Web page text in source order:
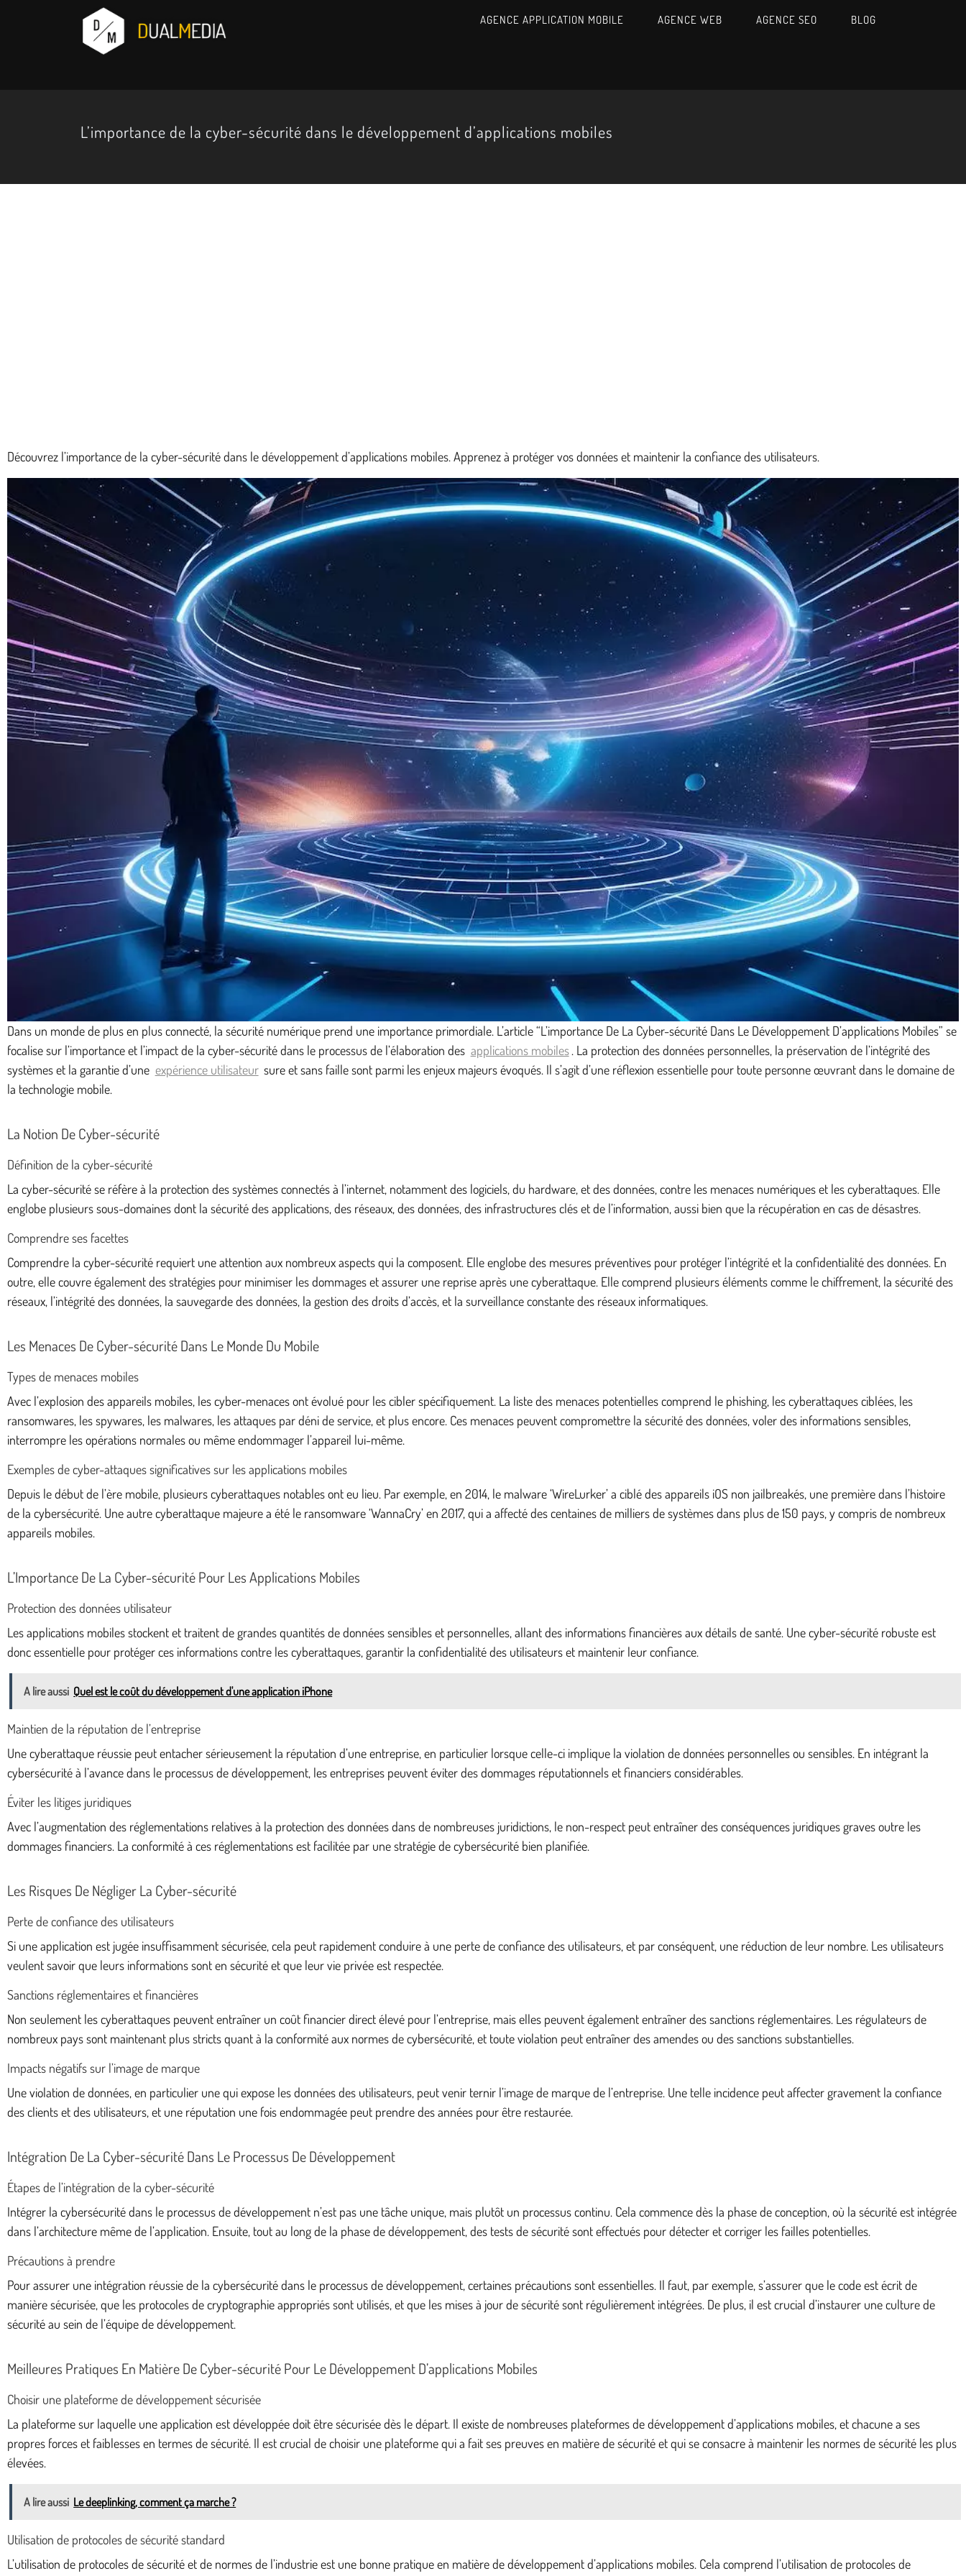
AGENCE APPLICATION MOBILE AGENCE WEB AGENCE SEO BLOG
L’importance de la cyber-sécurité dans le développement d’applications mobiles
Découvrez l’importance de la cyber-sécurité dans le développement d’applications mobiles. Apprenez à protéger vos données et maintenir la confiance des utilisateurs.
Dans un monde de plus en plus connecté, la sécurité numérique prend une importance primordiale. L’article “L’importance De La Cyber-sécurité Dans Le Développement D’applications Mobiles” se
focalise sur l’importance et l’impact de la cyber-sécurité dans le processus de l’élaboration des applications mobiles . La protection des données personnelles, la préservation de l’intégrité des
systèmes et la garantie d’une expérience utilisateur sure et sans faille sont parmi les enjeux majeurs évoqués. Il s’agit d’une réflexion essentielle pour toute personne œuvrant dans le domaine de
la technologie mobile.
La Notion De Cyber-sécurité
Définition de la cyber-sécurité
La cyber-sécurité se réfère à la protection des systèmes connectés à l’internet, notamment des logiciels, du hardware, et des données, contre les menaces numériques et les cyberattaques. Elle
englobe plusieurs sous-domaines dont la sécurité des applications, des réseaux, des données, des infrastructures clés et de l’information, aussi bien que la récupération en cas de désastres.
Comprendre ses facettes
Comprendre la cyber-sécurité requiert une attention aux nombreux aspects qui la composent. Elle englobe des mesures préventives pour protéger l’intégrité et la confidentialité des données. En
outre, elle couvre également des stratégies pour minimiser les dommages et assurer une reprise après une cyberattaque. Elle comprend plusieurs éléments comme le chiffrement, la sécurité des
réseaux, l’intégrité des données, la sauvegarde des données, la gestion des droits d’accès, et la surveillance constante des réseaux informatiques.
Les Menaces De Cyber-sécurité Dans Le Monde Du Mobile
Types de menaces mobiles
Avec l’explosion des appareils mobiles, les cyber-menaces ont évolué pour les cibler spécifiquement. La liste des menaces potentielles comprend le phishing, les cyberattaques ciblées, les
ransomwares, les spywares, les malwares, les attaques par déni de service, et plus encore. Ces menaces peuvent compromettre la sécurité des données, voler des informations sensibles,
interrompre les opérations normales ou même endommager l’appareil lui-même.
Exemples de cyber-attaques significatives sur les applications mobiles
Depuis le début de l’ère mobile, plusieurs cyberattaques notables ont eu lieu. Par exemple, en 2014, le malware ‘WireLurker’ a ciblé des appareils iOS non jailbreakés, une première dans l’histoire
de la cybersécurité. Une autre cyberattaque majeure a été le ransomware ‘WannaCry’ en 2017, qui a affecté des centaines de milliers de systèmes dans plus de 150 pays, y compris de nombreux
appareils mobiles.
L’Importance De La Cyber-sécurité Pour Les Applications Mobiles
Protection des données utilisateur
Les applications mobiles stockent et traitent de grandes quantités de données sensibles et personnelles, allant des informations financières aux détails de santé. Une cyber-sécurité robuste est
donc essentielle pour protéger ces informations contre les cyberattaques, garantir la confidentialité des utilisateurs et maintenir leur confiance.
A lire aussi Quel est le coût du développement d'une application iPhone
Maintien de la réputation de l’entreprise
Une cyberattaque réussie peut entacher sérieusement la réputation d’une entreprise, en particulier lorsque celle-ci implique la violation de données personnelles ou sensibles. En intégrant la
cybersécurité à l’avance dans le processus de développement, les entreprises peuvent éviter des dommages réputationnels et financiers considérables.
Éviter les litiges juridiques
Avec l’augmentation des réglementations relatives à la protection des données dans de nombreuses juridictions, le non-respect peut entraîner des conséquences juridiques graves outre les
dommages financiers. La conformité à ces réglementations est facilitée par une stratégie de cybersécurité bien planifiée.
Les Risques De Négliger La Cyber-sécurité
Perte de confiance des utilisateurs
Si une application est jugée insuffisamment sécurisée, cela peut rapidement conduire à une perte de confiance des utilisateurs, et par conséquent, une réduction de leur nombre. Les utilisateurs
veulent savoir que leurs informations sont en sécurité et que leur vie privée est respectée.
Sanctions réglementaires et financières
Non seulement les cyberattaques peuvent entraîner un coût financier direct élevé pour l’entreprise, mais elles peuvent également entraîner des sanctions réglementaires. Les régulateurs de
nombreux pays sont maintenant plus stricts quant à la conformité aux normes de cybersécurité, et toute violation peut entraîner des amendes ou des sanctions substantielles.
Impacts négatifs sur l’image de marque
Une violation de données, en particulier une qui expose les données des utilisateurs, peut venir ternir l’image de marque de l’entreprise. Une telle incidence peut affecter gravement la confiance
des clients et des utilisateurs, et une réputation une fois endommagée peut prendre des années pour être restaurée.
Intégration De La Cyber-sécurité Dans Le Processus De Développement
Étapes de l’intégration de la cyber-sécurité
Intégrer la cybersécurité dans le processus de développement n’est pas une tâche unique, mais plutôt un processus continu. Cela commence dès la phase de conception, où la sécurité est intégrée
dans l’architecture même de l’application. Ensuite, tout au long de la phase de développement, des tests de sécurité sont effectués pour détecter et corriger les failles potentielles.
Précautions à prendre
Pour assurer une intégration réussie de la cybersécurité dans le processus de développement, certaines précautions sont essentielles. Il faut, par exemple, s’assurer que le code est écrit de
manière sécurisée, que les protocoles de cryptographie appropriés sont utilisés, et que les mises à jour de sécurité sont régulièrement intégrées. De plus, il est crucial d’instaurer une culture de
sécurité au sein de l’équipe de développement.
Meilleures Pratiques En Matière De Cyber-sécurité Pour Le Développement D’applications Mobiles
Choisir une plateforme de développement sécurisée
La plateforme sur laquelle une application est développée doit être sécurisée dès le départ. Il existe de nombreuses plateformes de développement d’applications mobiles, et chacune a ses
propres forces et faiblesses en termes de sécurité. Il est crucial de choisir une plateforme qui a fait ses preuves en matière de sécurité et qui se consacre à maintenir les normes de sécurité les plus
élevées.
A lire aussi Le deeplinking, comment ça marche ?
Utilisation de protocoles de sécurité standard
L’utilisation de protocoles de sécurité et de normes de l’industrie est une bonne pratique en matière de développement d’applications mobiles. Cela comprend l’utilisation de protocoles de